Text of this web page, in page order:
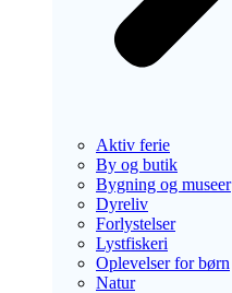
Aktiv ferie
By og butik
Bygning og museer
Dyreliv
Forlystelser
Lystfiskeri
Oplevelser for børn
Natur